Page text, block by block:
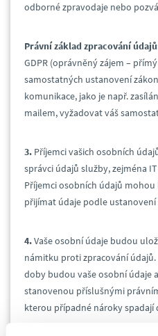
odborné zpravodaje nebo
Právní základ zpracování údajů
GDPR (oprávněný zájem –
samostatných ustanovení
komunikace, jako je např.
mailem, vyžadovat váš
3. Příjemci vašich osobních
správci údajů služby, zejména
Příjemci osobních údajů
přijímat údaje podle ustanovení
4.Vaše osobní údaje budou
námitku proti zpracování
doby budou vaše osobní údaje
stanovenou příslušnými
kterou případné nároky